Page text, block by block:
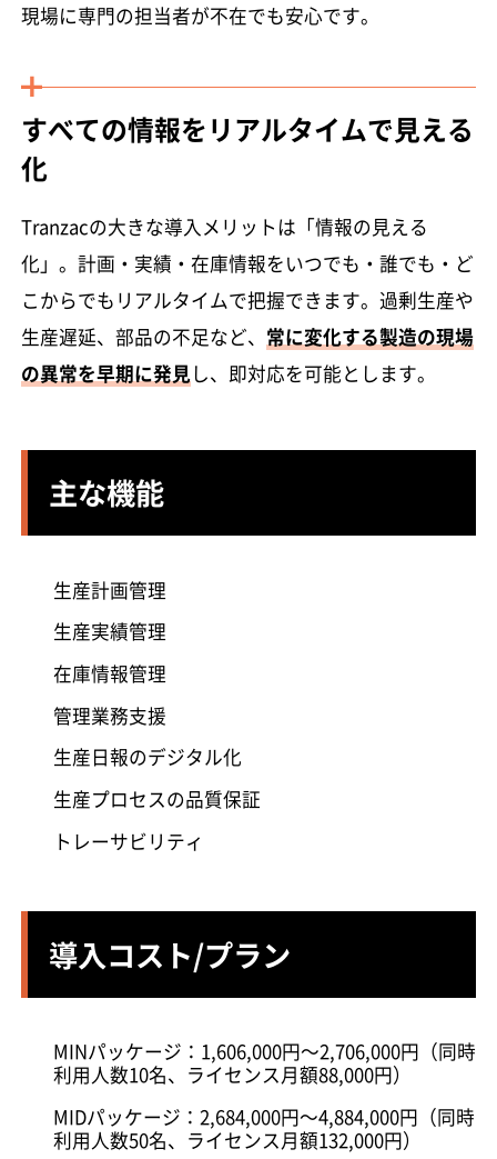
現場に専門の担当者が不在でも安心です。
すべての情報をリアルタイムで見える
化
Tranzacの大きな導入メリットは「情報の見える
化」。計画・実績・在庫情報をいつでも・誰でも・ど
こからでもリアルタイムで把握できます。過剰生産や
生産遅延、部品の不足など、 常に変化する製造の現場
の異常を早期に発見し、即対応を可能とします。
主な機能
生産計画管理
生産実績管理
在庫情報管理
管理業務支援
生産日報のデジタル化
生産プロセスの品質保証
トレーサビリティ
導入コスト/プラン
MINパッケージ：1,606,000円～2,706,000円（同時
利用人数10名、ライセンス月額88,000円）
MIDパッケージ：2,684,000円～4,884,000円（同時
利用人数50名、ライセンス月額132,000円）